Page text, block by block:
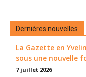
Dernières nouvelles
La Gazette en
sous une nouvelle
7 juillet 2026